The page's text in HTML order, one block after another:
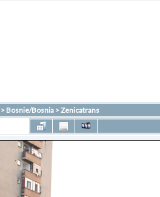
> Bosnie/Bosnia >Zenicatrans